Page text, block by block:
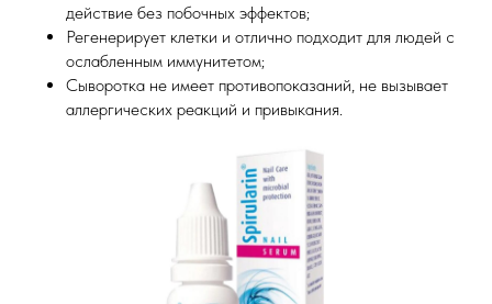
действие без побочных эффектов;
Регенерирует клетки и отлично подходит для людей с
ослабленным иммунитетом;
Сыворотка не имеет противопоказаний, не вызывает
аллергических реакций и привыкания.